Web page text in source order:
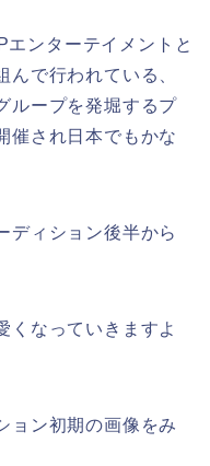
ンターテイメントと
んで行われている、
ループを発堀するプ
催され日本でもかな
ディション後半から
くなっていきますよ
ョン初期の画像をみ